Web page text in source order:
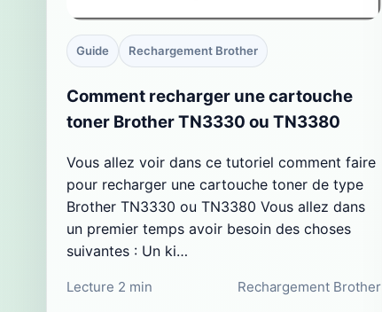
Guide Rechargement Brother
Comment recharger une cartouche
toner Brother TN3330 ou TN3380
Vous allez voir dans ce tutoriel comment faire
pour recharger une cartouche toner de type
Brother TN3330 ou TN3380 Vous allez dans
un premier temps avoir besoin des choses
suivantes : Un ki…
Lecture 2 min Rechargement Brother